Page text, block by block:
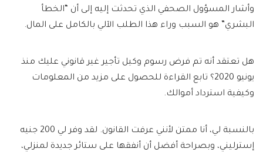
وأشار المسؤول الصحفي الذي تحدثت إليه إلى أن “الخطأ
البشري” هو السبب وراء هذا الطلب الآلي بالكامل على المال.
هل تعتقد أنه تم فرض رسوم وكيل تأجير غير قانوني عليك منذ
يونيو 2020؟ تابع القراءة للحصول على مزيد من المعلومات
وكيفية استرداد أموالك.
بالنسبة لي، أنا ممتن لأنني عرفت القانون. لقد وفر لي 200 جنيه
إسترليني، وبصراحة أفضل أن أنفقها على ستائر جديدة لمنزلي،